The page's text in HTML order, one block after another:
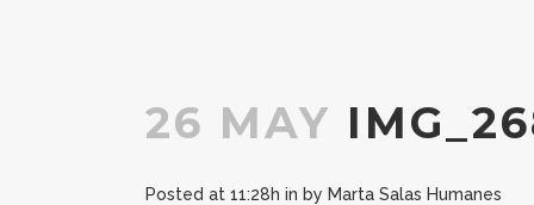
26 MAY
Posted at 11:28h in by Marta Salas Humanes